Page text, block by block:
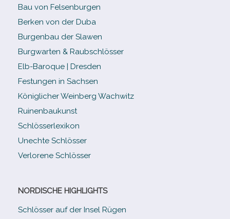
Bau von Felsenburgen
Berken von der Duba
Burgenbau der Slawen
Burgwarten & Raubschlösser
Elb-​Baroque | Dresden
Festungen in Sachsen
Königlicher Weinberg Wachwitz
Ruinenbaukunst
Schlösserlexikon
Unechte Schlösser
Verlorene Schlösser
NORDISCHE HIGHLIGHTS
Schlösser auf der Insel Rügen